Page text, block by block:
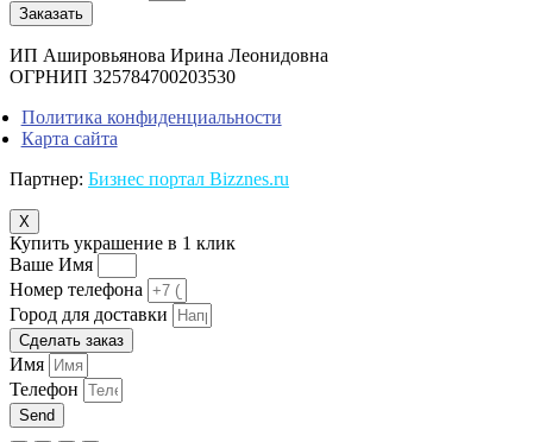
Заказать
ИП Ашировьянова Ирина Леонидовна
ОГРНИП 325784700203530
Политика конфиденциальности
Карта сайта
Партнер: Бизнес портал Bizznes.ru
X
Купить украшение в 1 клик
Ваше Имя
Номер телефона
Город для доставки
Сделать заказ
Имя
Телефон
Send